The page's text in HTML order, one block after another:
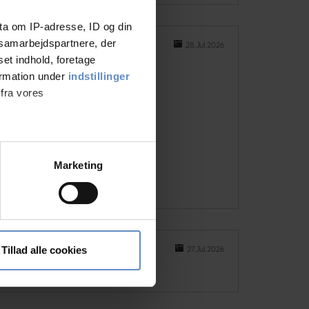
om IP-adresse, ID og din
der
indhold, foretage
under indstillinger
vores
og til at analysere
for sociale medier,
Marketing
Tillad alle cookies
28.Jul.2026
27.Jul.2026